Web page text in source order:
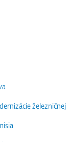
železničnej